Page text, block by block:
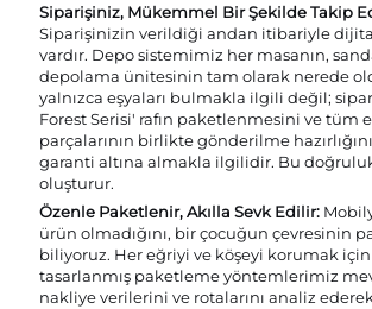
Siparişiniz, Mükemmel Bir Şekilde Takip
Siparişinizin verildiği andan itibariyle
vardır. Depo sistemimiz her masanın,
depolama ünitesinin tam olarak nerede
yalnızca eşyaları bulmakla ilgili değil;
Forest Serisi' rafın paketlenmesini ve tüm
parçalarının birlikte gönderilme
garanti altına almakla ilgilidir. Bu
oluşturur.
Özenle Paketlenir, Akılla Sevk Edilir:
ürün olmadığını, bir çocuğun çevresinin
biliyoruz. Her eğriyi ve köşeyi korumak
tasarlanmış paketleme yöntemlerimiz
nakliye verilerini ve rotalarını analiz